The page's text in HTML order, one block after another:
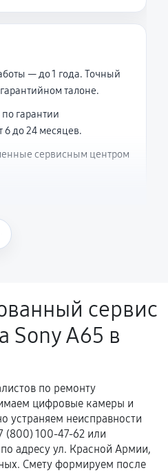
— до 1 года. Точный
талоне.
гарантии
6 до 24 месяцев.
сервисным центром
случаем
детали при
в течение
заявленным
сервис
Sony A65 в
по ремонту
цифровые камеры и
устраняем неисправности
(800) 100-47-62 или
адресу ул. Красной Армии,
Смету формируем после